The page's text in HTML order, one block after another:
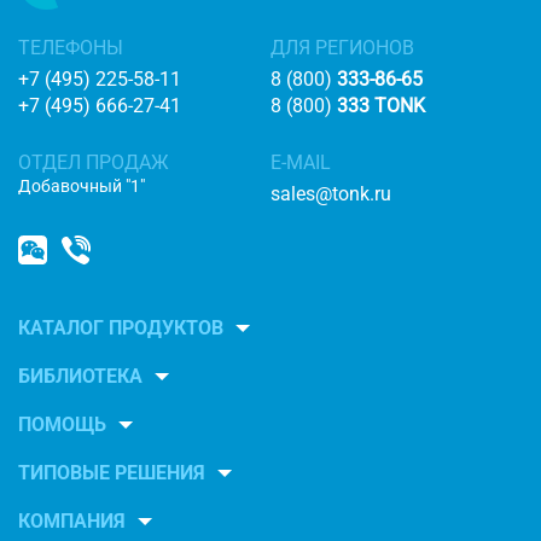
ТЕЛЕФОНЫ
+7 (495) 225-58-11
+7 (495) 666-27-41
ДЛЯ РЕГИОНОВ
8 (800) 333-86-65
8 (800) 333 TONK
ОТДЕЛ ПРОДАЖ
Добавочный "1"
E-MAIL
sales@tonk.ru
КАТАЛОГ ПРОДУКТОВ
БИБЛИОТЕКА
ПОМОЩЬ
ТИПОВЫЕ РЕШЕНИЯ
КОМПАНИЯ